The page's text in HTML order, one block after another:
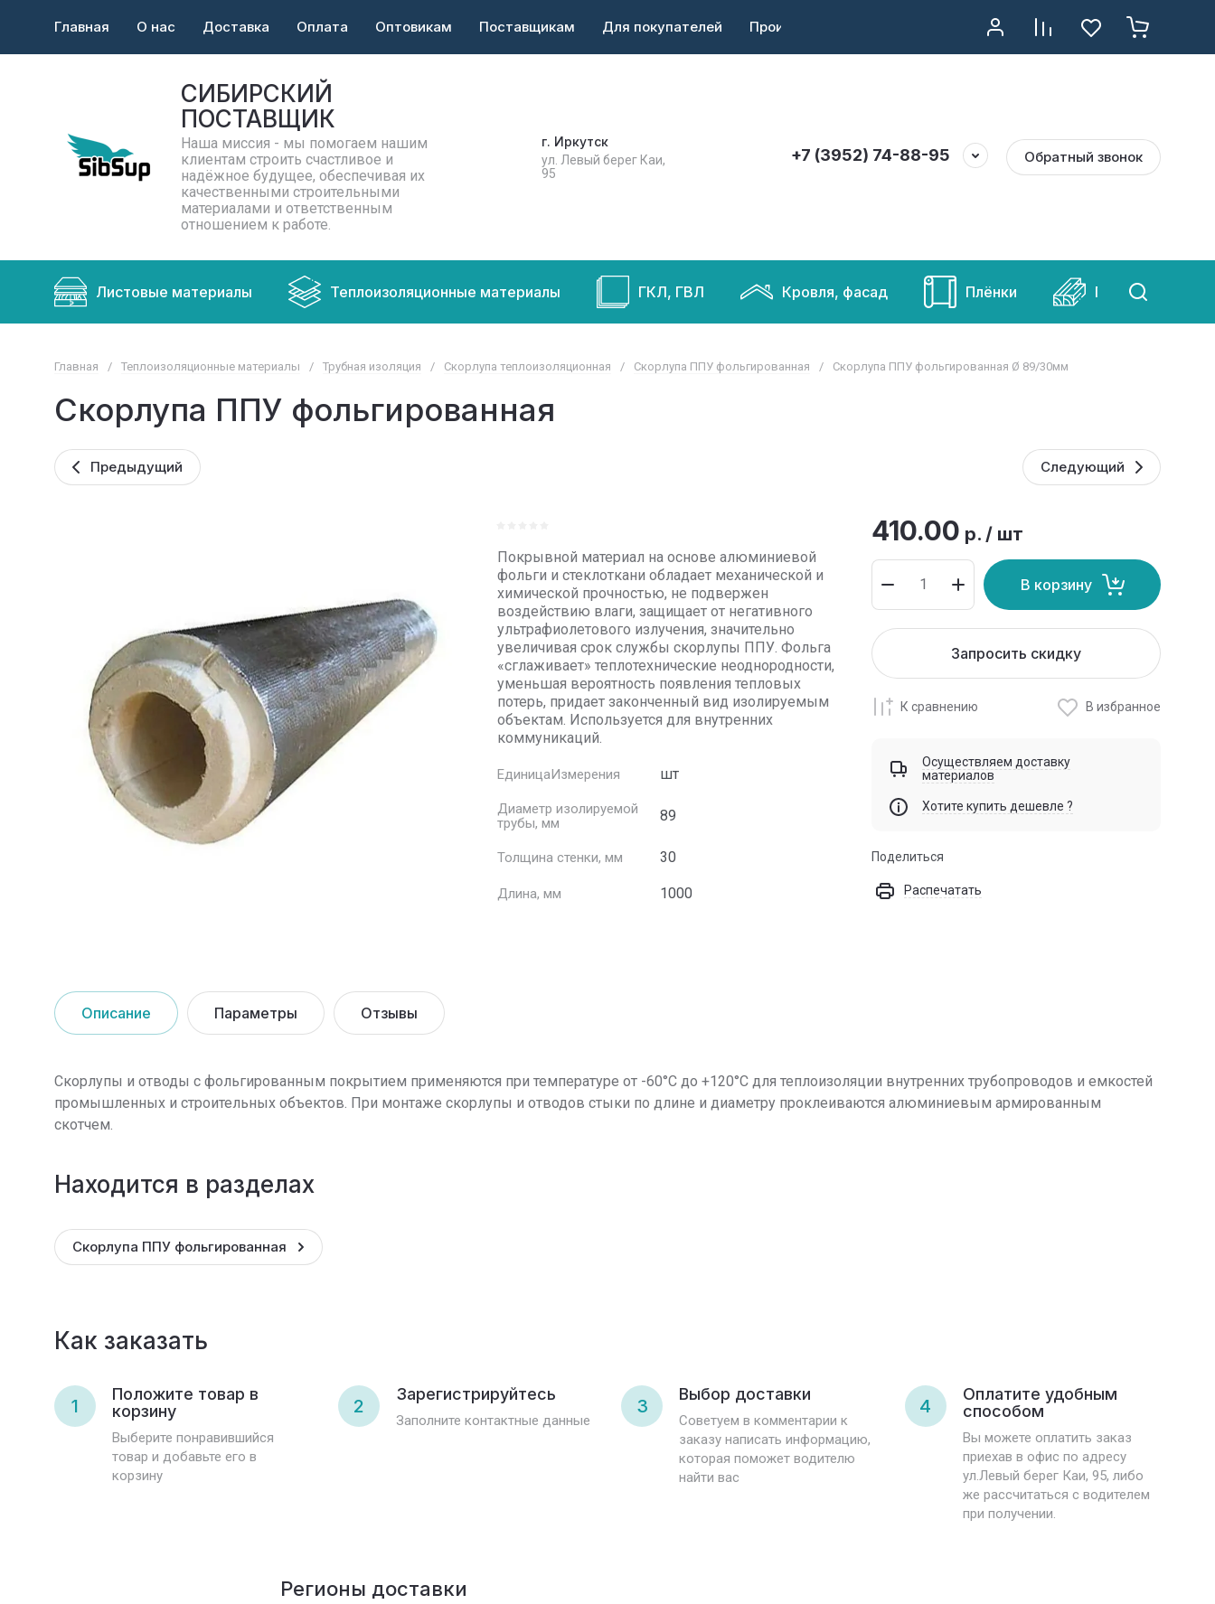
Главная О нас Доставка Оплата Оптовикам Поставщикам Для покупателей Производство Напишите нам Регистрация
СИБИРСКИЙ
ПОСТАВЩИК
Наша миссия - мы помогаем нашим
клиентам строить счастливое и
надёжное будущее, обеспечивая их
качественными строительными
материалами и ответственным
отношением к работе.
г. Иркутск
ул. Левый берег Каи,
95
+7 (3952) 74-88-95 Обратный звонок
Листовые материалы Теплоизоляционные материалы ГКЛ, ГВЛ Кровля, фасад Плёнки Пиломатериалы
Главная / Теплоизоляционные материалы / Трубная изоляция / Скорлупа теплоизоляционная / Скорлупа ППУ фольгированная / Скорлупа ППУ фольгированная Ø 89/30мм
Скорлупа ППУ фольгированная
Предыдущий Следующий
Покрывной материал на основе алюминиевой
фольги и стеклоткани обладает механической и
химической прочностью, не подвержен
воздействию влаги, защищает от негативного
ультрафиолетового излучения, значительно
увеличивая срок службы скорлупы ППУ. Фольга
«сглаживает» теплотехнические неоднородности,
уменьшая вероятность появления тепловых
потерь, придает законченный вид изолируемым
объектам. Используется для внутренних
коммуникаций.
ЕдиницаИзмерения шт
Диаметр изолируемой
трубы, мм
89
Толщина стенки, мм 30
Длина, мм 1000
410.00 р. / шт
В корзину
Запросить скидку
К сравнению В избранное
Осуществляем доставку
материалов
Хотите купить дешевле ?
Поделиться
Распечатать
Описание Параметры Отзывы
Скорлупы и отводы с фольгированным покрытием применяются при температуре от -60°С до +120°С для теплоизоляции внутренних трубопроводов и емкостей
промышленных и строительных объектов. При монтаже скорлупы и отводов стыки по длине и диаметру проклеиваются алюминиевым армированным
скотчем.
Находится в разделах
Скорлупа ППУ фольгированная
Как заказать
1
Положите товар в
корзину
Выберите понравившийся
товар и добавьте его в
корзину
2
Зарегистрируйтесь
Заполните контактные данные
3
Выбор доставки
Советуем в комментарии к
заказу написать информацию,
которая поможет водителю
найти вас
4
Оплатите удобным
способом
Вы можете оплатить заказ
приехав в офис по адресу
ул.Левый берег Каи, 95, либо
же рассчитаться с водителем
при получении.
Регионы доставки